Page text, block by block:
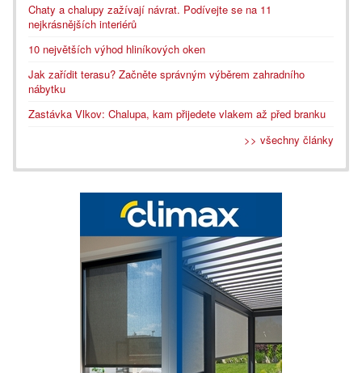
Chaty a chalupy zažívají návrat. Podívejte se na 11
nejkrásnějších interiérů
10 největších výhod hliníkových oken
Jak zařídit terasu? Začněte správným výběrem zahradního
nábytku
Zastávka Vlkov: Chalupa, kam přijedete vlakem až před branku
>> všechny články